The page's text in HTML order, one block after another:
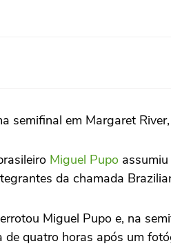
semifinal em Margaret
Miguel Pupo
da chamada
Miguel Pupo e, na
quatro horas após um